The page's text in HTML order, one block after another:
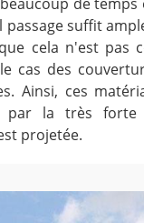
passage suffit
cela n'est pas
cas des
Ainsi, ces
par la très forte
projetée.